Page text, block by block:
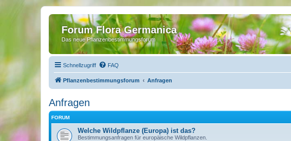
Forum Flora Germanica
Das neue Pflanzenbestimmungsforum
Schnellzugriff FAQ
Pflanzenbestimmungsforum Anfragen
Anfragen
FORUM
Welche Wildpflanze (Europa) ist das?
Bestimmungsanfragen für europäische Wildpflanzen.